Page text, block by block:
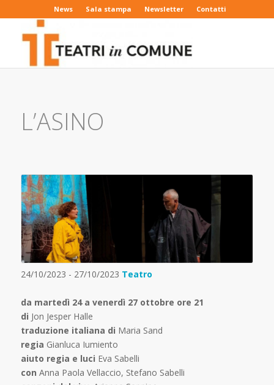
News Sala stampa Newsletter Contatti
L’ASINO
24/10/2023 - 27/10/2023 Teatro
da martedì 24 a venerdì 27 ottobre ore 21
di Jon Jesper Halle
traduzione italiana di Maria Sand
regia Gianluca Iumiento
aiuto regia e luci Eva Sabelli
con Anna Paola Vellaccio, Stefano Sabelli